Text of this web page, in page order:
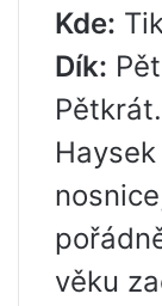
Kde:
Dík:
Pětkrát.
věku